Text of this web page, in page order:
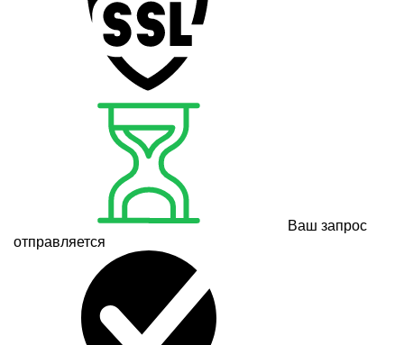
Ваш запрос
отправляется